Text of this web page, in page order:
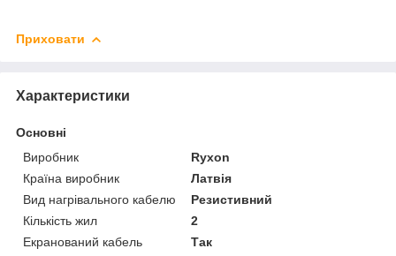
Приховати
Характеристики
Основні
Виробник
Ryxon
Країна виробник
Латвія
Вид нагрівального кабелю
Резистивний
Кількість жил
2
Екранований кабель
Так